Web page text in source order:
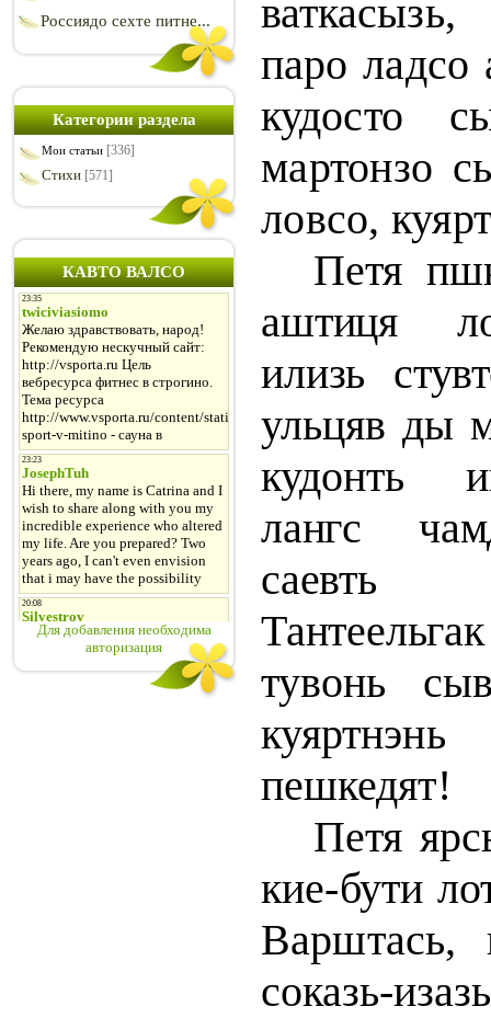
Россиядо сехте питне...
Категории раздела
Мои статьи [336]
Стихи [571]
КАВТО ВАЛСО
Для добавления необходима
авторизация
паро
кудосто
мартонзо
ловсо,
Петя
аштиця
илизь
ульцяв ды
кудонть
лангс
саевть
тувонь
пешкедят!
Петя
кие-бути
Варштась,
соказь-